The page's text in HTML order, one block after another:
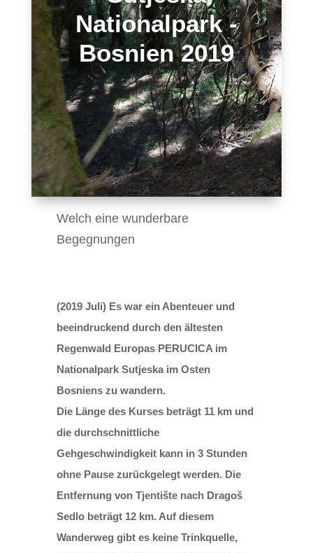
Nationalpark -
Bosnien 2019
Welch eine wunderbare
Begegnungen
(2019 Juli) Es war ein Abenteuer und
beeindruckend durch den ältesten
Regenwald Europas PERUCICA im
Nationalpark Sutjeska im Osten
Bosniens zu wandern.
Die Länge des Kurses beträgt 11 km und
die durchschnittliche
Gehgeschwindigkeit kann in 3 Stunden
ohne Pause zurückgelegt werden. Die
Entfernung von Tjentište nach Dragoš
Sedlo beträgt 12 km. Auf diesem
Wanderweg gibt es keine Trinkquelle,